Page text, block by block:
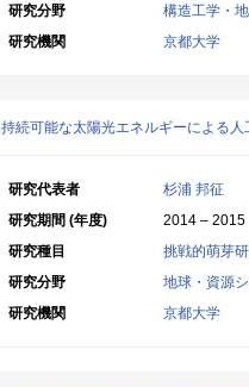
研究分野
構造工学・
研究機関
京都大学
持続可能な太陽光エネルギーによる
研究代表者
杉浦 邦征
研究期間 (年度)
2014 – 2015
研究種目
挑戦的萌芽
研究分野
地球・資源
研究機関
京都大学